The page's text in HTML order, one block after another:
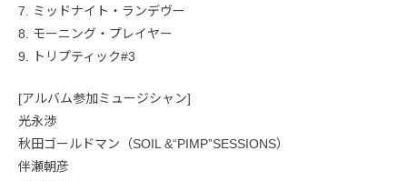
7. ミッドナイト・ランデヴー
8. モーニング・プレイヤー
9. トリプティック#3
[アルバム参加ミュージシャン]
光永渉
秋田ゴールドマン（SOIL &“PIMP”SESSIONS）
伴瀬朝彦